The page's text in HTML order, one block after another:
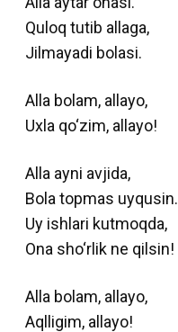
Quloq tutib allaga,
Jilmayadi bolasi.
Аlla bolam, allayo,
Uxla qo‘zim, allayo!
Аlla ayni avjida,
Bola topmas uyqusin.
Uy ishlari kutmoqda,
Ona sho‘rlik ne qilsin!
Аlla bolam, allayo,
Аqlligim, allayo!